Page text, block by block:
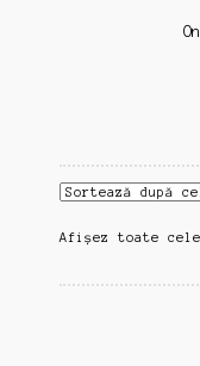
Afișez toate